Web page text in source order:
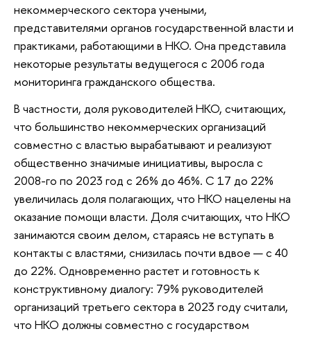
некоммерческого сектора учеными,
представителями органов государственной власти и
практиками, работающими в НКО. Она представила
некоторые результаты ведущегося с 2006 года
мониторинга гражданского общества.
В частности, доля руководителей НКО, считающих,
что большинство некоммерческих организаций
совместно с властью вырабатывают и реализуют
общественно значимые инициативы, выросла с
2008-го по 2023 год с 26% до 46%. С 17 до 22%
увеличилась доля полагающих, что НКО нацелены на
оказание помощи власти. Доля считающих, что НКО
занимаются своим делом, стараясь не вступать в
контакты с властями, снизилась почти вдвое — с 40
до 22%. Одновременно растет и готовность к
конструктивному диалогу: 79% руководителей
организаций третьего сектора в 2023 году считали,
что НКО должны совместно с государством